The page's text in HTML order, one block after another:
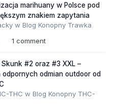
marihuany w Polsce pod
znakiem zapytania
w Blog Konopny Trawka
1 comment
Skunk #2 oraz #3 XXL –
odpornych odmian outdoor od
THC w Blog Konopny THC-